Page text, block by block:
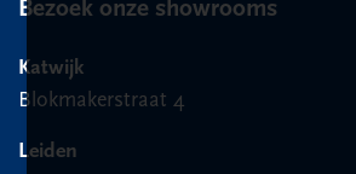
Bezoek onze showrooms
Katwijk
Blokmakerstraat 4
Leiden